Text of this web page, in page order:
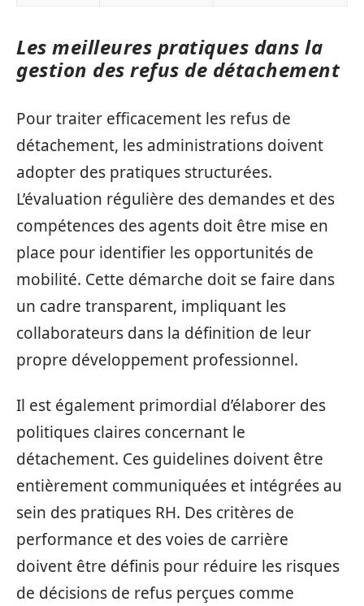
Les meilleures pratiques dans la
gestion des refus de détachement
Pour traiter efficacement les refus de
détachement, les administrations doivent
adopter des pratiques structurées.
L’évaluation régulière des demandes et des
compétences des agents doit être mise en
place pour identifier les opportunités de
mobilité. Cette démarche doit se faire dans
un cadre transparent, impliquant les
collaborateurs dans la définition de leur
propre développement professionnel.
Il est également primordial d’élaborer des
politiques claires concernant le
détachement. Ces guidelines doivent être
entièrement communiquées et intégrées au
sein des pratiques RH. Des critères de
performance et des voies de carrière
doivent être définis pour réduire les risques
de décisions de refus perçues comme